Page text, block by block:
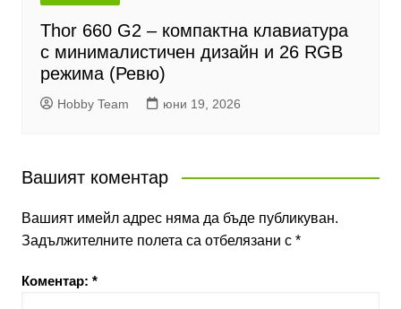
Thor 660 G2 – компактна клавиатура
с минималистичен дизайн и 26 RGB
режима (Ревю)
Hobby Team юни 19, 2026
Вашият коментар
Вашият имейл адрес няма да бъде публикуван.
Задължителните полета са отбелязани с *
Коментар: *